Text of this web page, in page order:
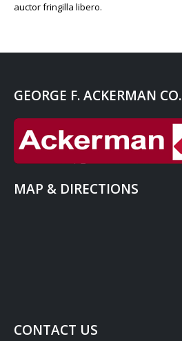
auctor fringilla libero.
GEORGE F. ACKERMAN CO.
MAP & DIRECTIONS
CONTACT US